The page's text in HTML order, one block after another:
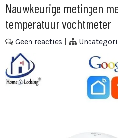
Nauwkeurige metingen
temperatuur vochtmeter
Geen reacties |